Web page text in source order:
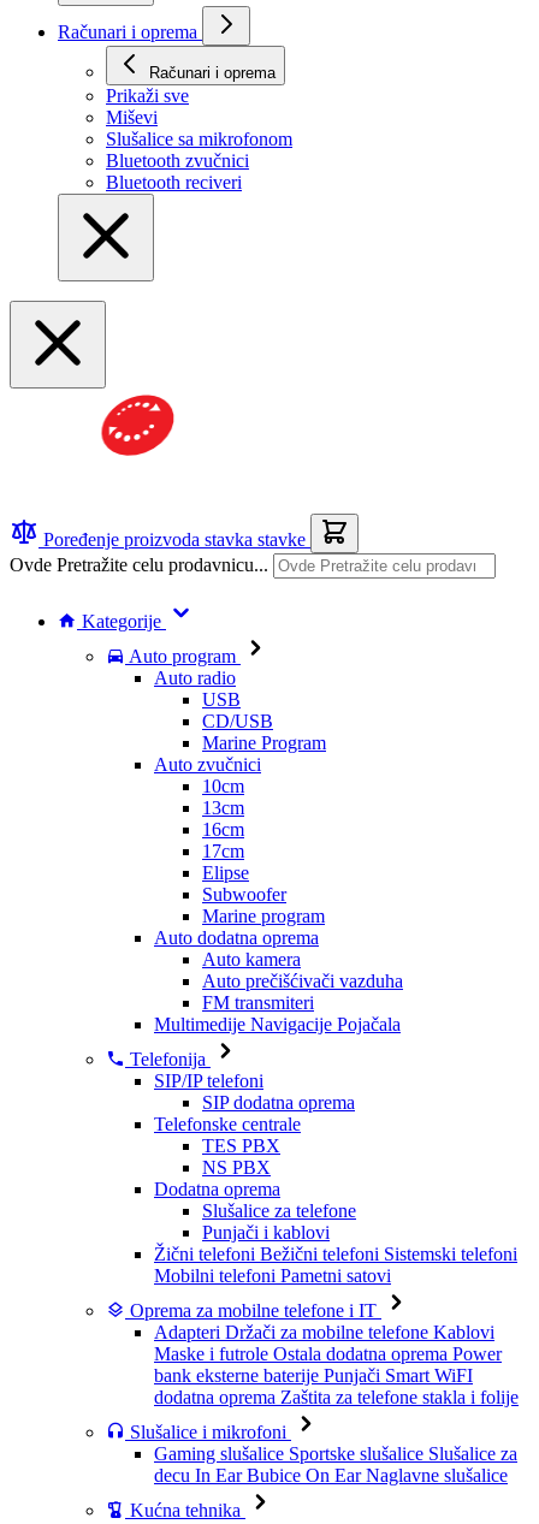
Računari i oprema
Računari i oprema
Prikaži svе
Miševi
Slušalice sa mikrofonom
Bluetooth zvučnici
Bluetooth reciveri
Poređenje proizvoda stavka stavke
Ovde Pretražite celu prodavnicu...
Kategorije
Auto program
Auto radio
USB
CD/USB
Marine Program
Auto zvučnici
10cm
13cm
16cm
17cm
Elipse
Subwoofer
Marine program
Auto dodatna oprema
Auto kamera
Auto prečišćivači vazduha
FM transmiteri
Multimedije Navigacije Pojačala
Telefonija
SIP/IP telefoni
SIP dodatna oprema
Telefonske centrale
TES PBX
NS PBX
Dodatna oprema
Slušalice za telefone
Punjači i kablovi
Žični telefoni Bežični telefoni Sistemski telefoni
Mobilni telefoni Pametni satovi
Oprema za mobilne telefone i IT
Adapteri Držači za mobilne telefone Kablovi
Maske i futrole Ostala dodatna oprema Power
bank eksterne baterije Punjači Smart WiFI
dodatna oprema Zaštita za telefone stakla i folije
Slušalice i mikrofoni
Gaming slušalice Sportske slušalice Slušalice za
decu In Ear Bubice On Ear Naglavne slušalice
Kućna tehnika